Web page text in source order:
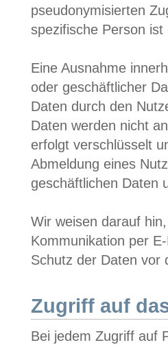
pseudonymisierten
spezifische Person
Eine Ausnahme
oder geschäftlicher
Daten durch den
Daten werden nicht
erfolgt verschlüsselt
Abmeldung eines
geschäftlichen Daten
Wir weisen darauf
Kommunikation per
Schutz der Daten vor
Zugriff auf
Bei jedem Zugriff auf